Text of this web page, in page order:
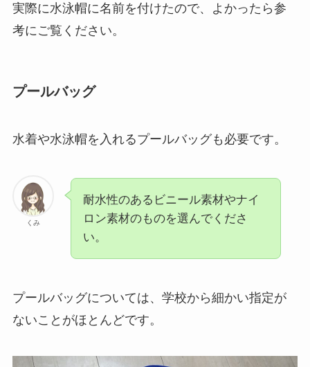
実際に水泳帽に名前を付けたので、よかったら参
考にご覧ください。
プールバッグ
水着や水泳帽を入れるプールバッグも必要です。
くみ
耐水性のあるビニール素材やナイ
ロン素材のものを選んでくださ
い。
プールバッグについては、学校から細かい指定が
ないことがほとんどです。